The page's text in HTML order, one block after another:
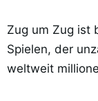
Zug um Zug ist
Spielen, der
weltweit